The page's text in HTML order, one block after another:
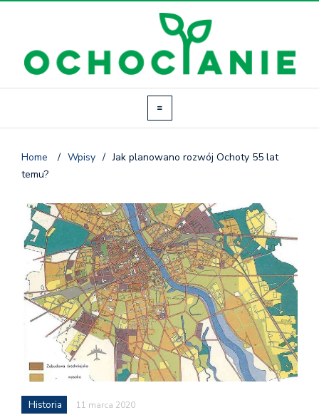
Home / Wpisy / Jak planowano rozwój Ochoty 55 lat
temu?
Historia 11 marca 2020